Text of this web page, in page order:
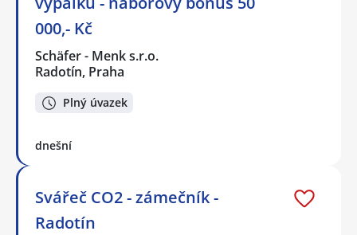
000,- Kč
Schäfer - Menk s.r.o.
Radotín, Praha
Plný úvazek
dnešní
Svářeč CO2 - zámečník -
Radotín